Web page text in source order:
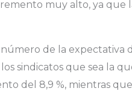
muy alto, ya que
número de la expectativa
sindicatos que sea la
del 8,9 %, mientras